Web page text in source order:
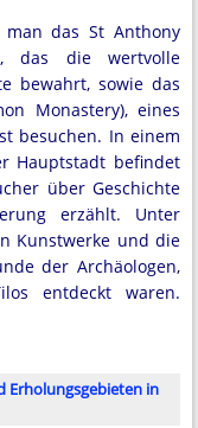
man das St Anthony
das die wertvolle
bewahrt, sowie das
Monastery), eines
besuchen. In einem
Hauptstadt befindet
über Geschichte
erzählt. Unter
Kunstwerke und die
der Archäologen,
entdeckt waren.
Erholungsgebieten in